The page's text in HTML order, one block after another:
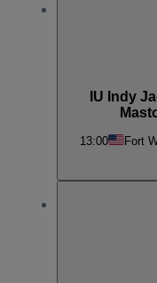
IU Indy
13:00 Fort